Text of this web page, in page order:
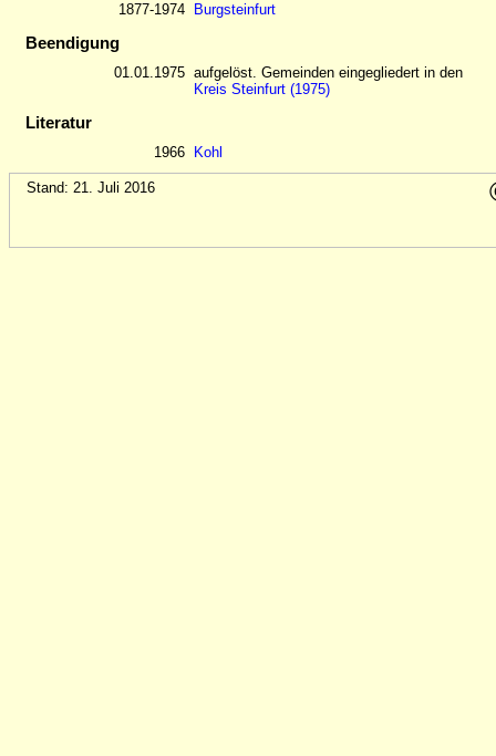
1877-1974
Burgsteinfurt
Beendigung
01.01.1975 aufgelöst. Gemeinden eingegliedert in den
Kreis Steinfurt (1975)
Literatur
1966 Kohl
Stand: 21. Juli 2016